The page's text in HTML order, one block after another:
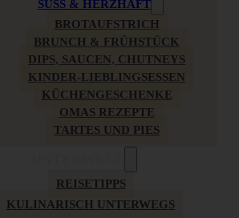
SÜSS & HERZHAFT
BROTAUFSTRICH
BRUNCH & FRÜHSTÜCK
DIPS, SAUCEN, CHUTNEYS
KINDER-LIEBLINGSESSEN
KÜCHENGESCHENKE
OMAS REZEPTE
TARTES UND PIES
REISETIPPS
KULINARISCH UNTERWEGS